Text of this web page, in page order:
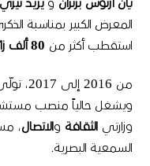
يان أرتوس برتران ويزيد تيزي
المعرض الكبير بمناسبة
استقطب أكثر من 80 ألف
من إلى ،
ويشغل حالياً منصب
وزارتيالثقافة والاتصال،
السمعية البصرية.